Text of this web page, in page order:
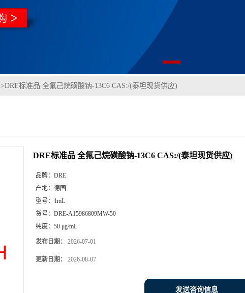
>DRE标准品 全氟己烷磺酸钠-13C6 CAS:/(泰坦现货供应)
DRE标准品 全氟己烷磺酸钠-13C6 CAS:/(泰坦现货供应)
品牌： DRE
产地： 德国
型号： 1mL
货号： DRE-A15986809MW-50
纯度： 50 μg/mL
发布日期： 2026-07-01
更新日期： 2026-08-07
发送咨询信息